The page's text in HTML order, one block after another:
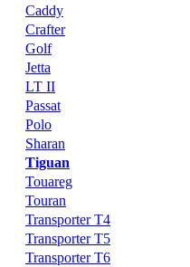
Caddy
Crafter
Golf
Jetta
LT II
Passat
Polo
Sharan
Tiguan
Touareg
Touran
Transporter T4
Transporter T5
Transporter T6